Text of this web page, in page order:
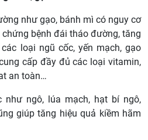
như gạo, bánh mì có nguy cơ
bệnh đái tháo đường, tăng
loại ngũ cốc, yến mạch, gạo
cấp đầy đủ các loại vitamin,
an toàn…
như ngô, lúa mạch, hạt bí ngô,
giúp tăng hiệu quả kiềm hãm